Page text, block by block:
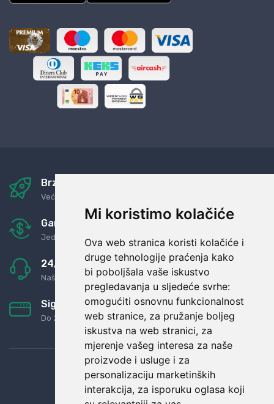
Mi koristimo kolačiće
Ova web stranica koristi kolačiće i
druge tehnologije praćenja kako
bi poboljšala vaše iskustvo
pregledavanja u sljedeće svrhe:
omogućiti osnovnu funkcionalnost
web stranice, za pružanje boljeg
iskustva na web stranici, za
mjerenje vašeg interesa za naše
proizvode i usluge i za
personalizaciju marketinških
interakcija, za isporuku oglasa koji
Brza i sigurna dostava
Već za nekoliko dana kod vas
Garancija u povrat novaca
Jednostavno pravilo: Roba za novac
24/7 odlična podrška
Naši agenti uvijek na raspolaganju
Sigurno obročno plaćanje
Do 24 rata bez kamata